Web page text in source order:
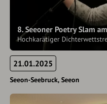
8. Seeoner Poetry Slam
Hochkarätiger
21.01.2025
Seeon-Seebruck Seeon